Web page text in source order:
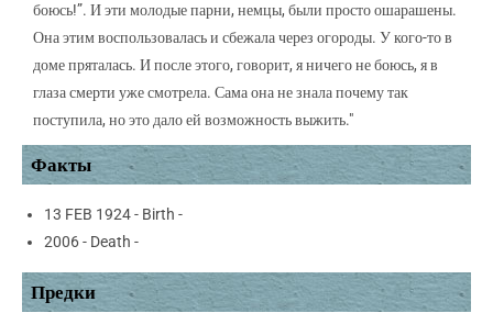
боюсь!”. И эти молодые парни, немцы, были просто ошарашены.
Она этим воспользовалась и сбежала через огороды. У кого-то в
доме пряталась. И после этого, говорит, я ничего не боюсь, я в
глаза смерти уже смотрела. Сама она не знала почему так
поступила, но это дало ей возможность выжить."
Факты
13 FEB 1924 - Birth -
2006 - Death -
Предки